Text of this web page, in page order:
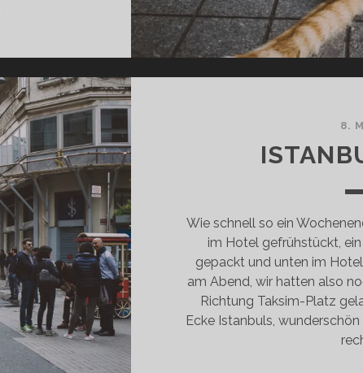
8.
Wie schnell so ein
im Hotel gefrühstückt,
gepackt und unten im
am Abend, wir hatten also
Richtung Taksim-Platz
Ecke Istanbuls,